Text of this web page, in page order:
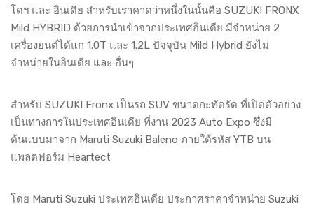
โดฯ และ อินเดีย สำหรับเราคาดว่าหนึ่งในนั้นคือ SUZUKI FRONX
Mild HYBRID ด้วยการนำเข้าจากประเทศอินเดีย มีจำหน่าย 2
เครื่องยนต์ได้แก 1.0T และ 1.2L ปัจจุบัน Mild Hybrid ยังไม่
จำหน่ายในอินเดีย และ อื่นๆ
สำหรับ SUZUKI Fronx เป็นรถ SUV ขนาดกะทัดรัด ที่เปิดตัวอย่าง
เป็นทางการในประเทศอินเดีย ที่งาน 2023 Auto Expo ซึ่งมี
ต้นแบบมาจาก Maruti Suzuki Baleno ภายใต้รหัส YTB บน
แพลตฟอร์ม Heartect
โดย Maruti Suzuki ประเทศอินเดีย ประกาศราคาจำหน่าย Suzuki